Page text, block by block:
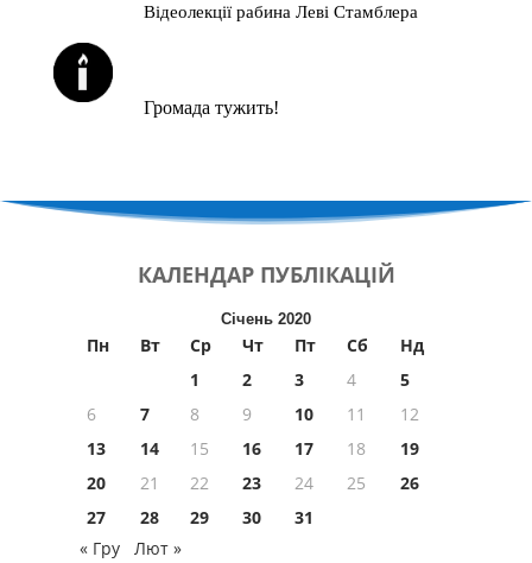
Відеолекції рабина Леві Стамблера
Громада тужить!
КАЛЕНДАР ПУБЛІКАЦІЙ
Січень 2020
Пн Вт Ср Чт Пт Сб
Нд
1
2 3 4
5
6
7 8 9 10 11
12
13
14 15 16 17 18
19
20
21 22 23 24 25
26
27
28 29 30
31
« Гру
Лют »